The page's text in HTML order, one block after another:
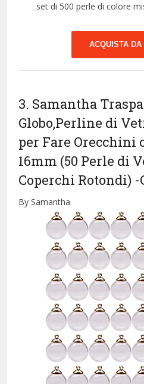
set di 500 perle di colore
ACQUISTA DA
3. Samantha
Globo,Perline di
per Fare Orecchini
16mm (50 Perle di
Coperchi Rotondi) -
By Samantha